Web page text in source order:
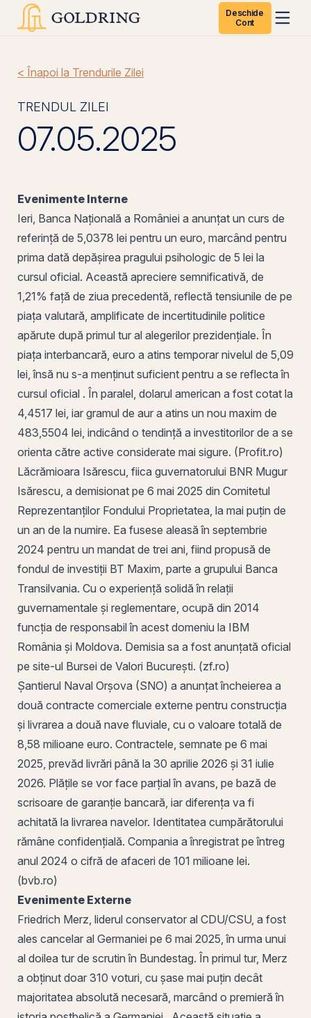
Deschide
Cont
< Înapoi la Trendurile Zilei
TRENDUL ZILEI
07.05.2025
Evenimente Interne
Ieri, Banca Națională a României a anunțat un curs de
referință de 5,0378 lei pentru un euro, marcând pentru
prima dată depășirea pragului psihologic de 5 lei la
cursul oficial. Această apreciere semnificativă, de
1,21% față de ziua precedentă, reflectă tensiunile de pe
piața valutară, amplificate de incertitudinile politice
apărute după primul tur al alegerilor prezidențiale. În
piața interbancară, euro a atins temporar nivelul de 5,09
lei, însă nu s-a menținut suficient pentru a se reflecta în
cursul oficial . În paralel, dolarul american a fost cotat la
4,4517 lei, iar gramul de aur a atins un nou maxim de
483,5504 lei, indicând o tendință a investitorilor de a se
orienta către active considerate mai sigure. (Profit.ro)
Lăcrămioara Isărescu, fiica guvernatorului BNR Mugur
Isărescu, a demisionat pe 6 mai 2025 din Comitetul
Reprezentanților Fondului Proprietatea, la mai puțin de
un an de la numire. Ea fusese aleasă în septembrie
2024 pentru un mandat de trei ani, fiind propusă de
fondul de investiții BT Maxim, parte a grupului Banca
Transilvania. Cu o experiență solidă în relații
guvernamentale și reglementare, ocupă din 2014
funcția de responsabil în acest domeniu la IBM
România și Moldova. Demisia sa a fost anunțată oficial
pe site-ul Bursei de Valori București. (zf.ro)
Șantierul Naval Orșova (SNO) a anunțat încheierea a
două contracte comerciale externe pentru construcția
și livrarea a două nave fluviale, cu o valoare totală de
8,58 milioane euro. Contractele, semnate pe 6 mai
2025, prevăd livrări până la 30 aprilie 2026 și 31 iulie
2026. Plățile se vor face parțial în avans, pe bază de
scrisoare de garanție bancară, iar diferența va fi
achitată la livrarea navelor. Identitatea cumpărătorului
rămâne confidențială. Compania a înregistrat pe întreg
anul 2024 o cifră de afaceri de 101 milioane lei.
(bvb.ro)
Evenimente Externe
Friedrich Merz, liderul conservator al CDU/CSU, a fost
ales cancelar al Germaniei pe 6 mai 2025, în urma unui
al doilea tur de scrutin în Bundestag. În primul tur, Merz
a obținut doar 310 voturi, cu șase mai puțin decât
majoritatea absolută necesară, marcând o premieră în